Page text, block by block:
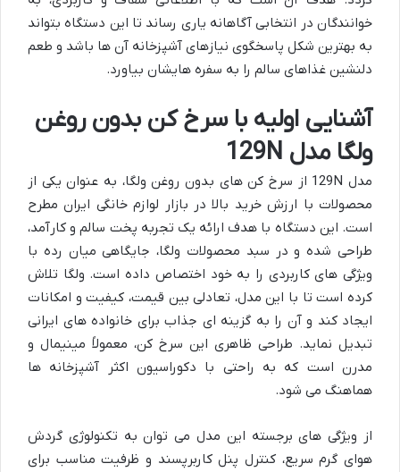
خوانندگان در انتخابی آگاهانه یاری رساند تا این دستگاه بتواند
به بهترین شکل پاسخگوی نیازهای آشپزخانه آن ها باشد و طعم
دلنشین غذاهای سالم را به سفره هایشان بیاورد.
آشنایی اولیه با سرخ کن بدون روغن
ولگا مدل 129N
مدل 129N از سرخ کن های بدون روغن ولگا، به عنوان یکی از
محصولات با ارزش خرید بالا در بازار لوازم خانگی ایران مطرح
است. این دستگاه با هدف ارائه یک تجربه پخت سالم و کارآمد،
طراحی شده و در سبد محصولات ولگا، جایگاهی میان رده با
ویژگی های کاربردی را به خود اختصاص داده است. ولگا تلاش
کرده است تا با این مدل، تعادلی بین قیمت، کیفیت و امکانات
ایجاد کند و آن را به گزینه ای جذاب برای خانواده های ایرانی
تبدیل نماید. طراحی ظاهری این سرخ کن، معمولاً مینیمال و
مدرن است که به راحتی با دکوراسیون اکثر آشپزخانه ها
هماهنگ می شود.
از ویژگی های برجسته این مدل می توان به تکنولوژی گردش
هوای گرم سریع، کنترل پنل کاربرپسند و ظرفیت مناسب برای